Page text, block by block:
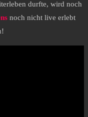
durfte, wird noch
noch nicht live erlebt